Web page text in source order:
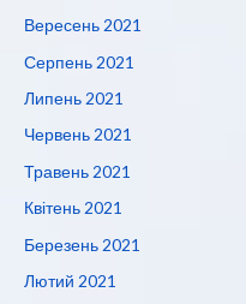
Вересень 2021
Серпень 2021
Липень 2021
Червень 2021
Травень 2021
Квітень 2021
Березень 2021
Лютий 2021